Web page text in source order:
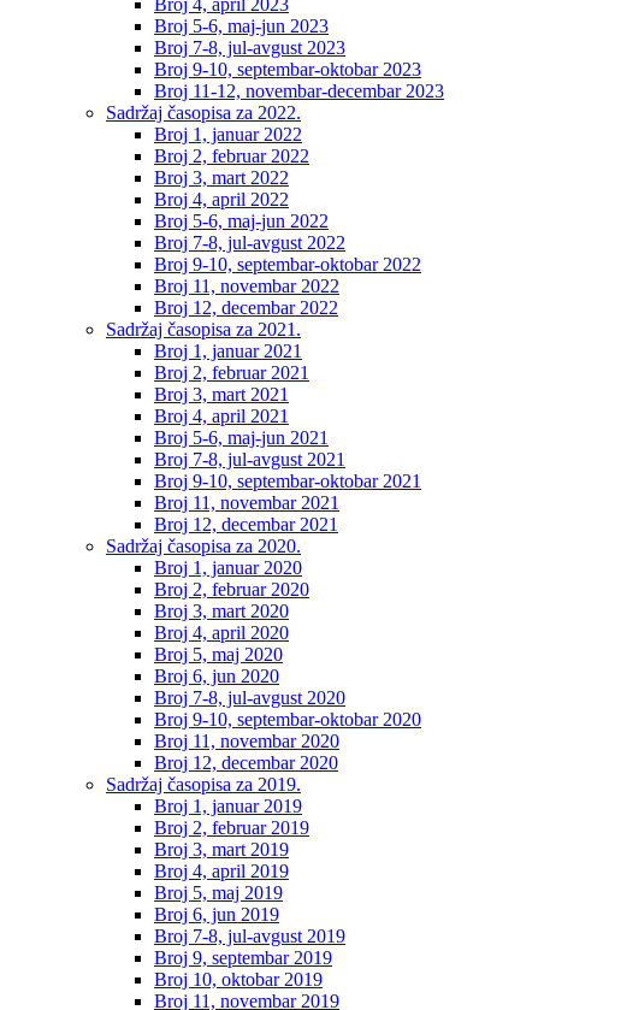
Broj 5-6, maj-jun 2023
Broj 7-8, jul-avgust 2023
Broj 9-10, septembar-oktobar 2023
Broj 11-12, novembar-decembar 2023
Sadržaj časopisa za 2022.
Broj 1, januar 2022
Broj 2, februar 2022
Broj 3, mart 2022
Broj 4, april 2022
Broj 5-6, maj-jun 2022
Broj 7-8, jul-avgust 2022
Broj 9-10, septembar-oktobar 2022
Broj 11, novembar 2022
Broj 12, decembar 2022
Sadržaj časopisa za 2021.
Broj 1, januar 2021
Broj 2, februar 2021
Broj 3, mart 2021
Broj 4, april 2021
Broj 5-6, maj-jun 2021
Broj 7-8, jul-avgust 2021
Broj 9-10, septembar-oktobar 2021
Broj 11, novembar 2021
Broj 12, decembar 2021
Sadržaj časopisa za 2020.
Broj 1, januar 2020
Broj 2, februar 2020
Broj 3, mart 2020
Broj 4, april 2020
Broj 5, maj 2020
Broj 6, jun 2020
Broj 7-8, jul-avgust 2020
Broj 9-10, septembar-oktobar 2020
Broj 11, novembar 2020
Broj 12, decembar 2020
Sadržaj časopisa za 2019.
Broj 1, januar 2019
Broj 2, februar 2019
Broj 3, mart 2019
Broj 4, april 2019
Broj 5, maj 2019
Broj 6, jun 2019
Broj 7-8, jul-avgust 2019
Broj 9, septembar 2019
Broj 10, oktobar 2019
Broj 11, novembar 2019